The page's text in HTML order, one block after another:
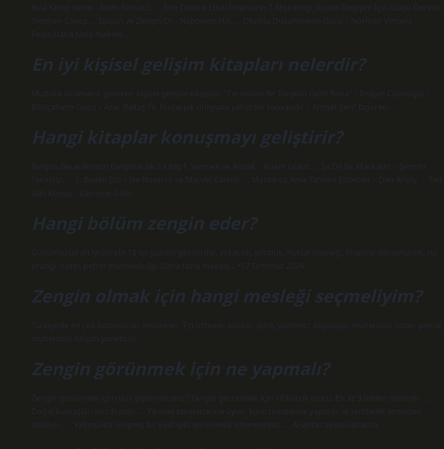
Asla Yalnız Yeme – Keith Ferrazzi. … Son Derece Etkili İnsanların 7 Alışkanlığı: Kişisel Değişim İçin Güçlü Dersler
Stephen Covey. … Düşün ve Zengin Ol – Napoleon Hill. … Olumlu Düşünmenin Gücü – Norman Vincent
Peale.Daha fazla makale…
En iyi kişisel gelişim kitapları nelerdir?
Mutlaka okumanız gereken kişisel gelişim kitapları: “Evrenden Bir Torpido Geldi Bana” – Doğan Cüceloğlu –
Bilinçaltının Gücü – Acar Baltaş Fil, bu çarpık dünyada yalnız bir hayvandır – Ahmet Şerif İzgören.
Hangi kitaplar konuşmayı geliştirir?
İletişim Becerilerinizi Geliştirecek 5 Kitap1. Vermek ve Almak – Adam Grant. … İyi Dil Bir Markadır – Şermin
Tekinalp. … 3. Beden Dili – Joe Navarro ve Marvin Karlins. … Mantıksız Ama Tahmin Edilebilir – Dan Ariely. … Ted
Gibi Konuş – Carmine Gallo.
Hangi bölüm zengin eder?
Günümüzün en iyi ücretli 18 işi: yazılım geliştirme, eczacılık, pilotluk, hukuk mesleği, finansal danışmanlık, tıp
pratiği, noter, petrol mühendisliği. Daha fazla makale… •17 Temmuz 2024
Zengin olmak için hangi mesleği seçmeliyim?
Türkiye’de en çok kazandıran meslekler: Tıp uzmanı, avukat, pilot, yazılımcı, bilgisayar mühendisi, noter, petrol
mühendisi, bilişim yöneticisi.
Zengin görünmek için ne yapmalı?
Zengin görünmek için nasıl giyinmelisiniz? Zengin görünmek için 10 küçük ipucu. En az 3 beden deneyin. …
Doğal kumaşları tercih edin. … Yıkama talimatlarına uyun, kuru temizleme yaptırın ve tembellik etmeden
ütüleyin. … Yağmurda sıkışmış bir kedi gibi görünmek istemezsiniz. … Anahtar aksesuarlarda.